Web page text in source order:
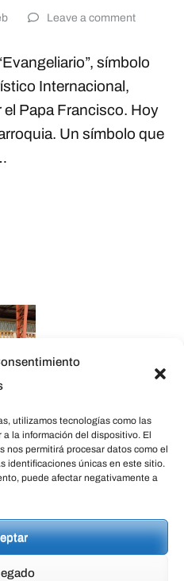
utilizamos tecnologías como las
la información del dispositivo. El
nos permitirá procesar datos como el
identificaciones únicas en este sitio.
puede afectar negativamente a
Leave a comment
símbolo
Internacional,
Papa Francisco. Hoy
Un símbolo que
57 Años de
y Progreso